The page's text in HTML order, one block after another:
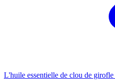
L'huile essentielle de clou de girofle